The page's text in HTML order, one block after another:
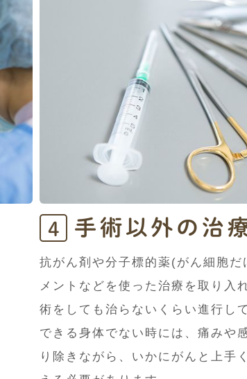
4 手術以外の治
抗がん剤や分子標的薬(がん細胞だ
メントなどを使った治療を取り入
術をしても治らないくらい進行し
できる身体でない時には、痛みや
り除きながら、いかにがんと上手